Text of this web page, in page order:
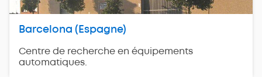
Centre de recherche en équipements
automatiques.
Barcelona (Espagne)